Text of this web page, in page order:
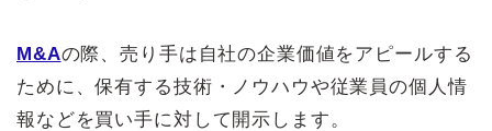
M&Aの際、売り手は自社の企業価値をアピールする
ために、保有する技術・ノウハウや従業員の個人情
報などを買い手に対して開示します。